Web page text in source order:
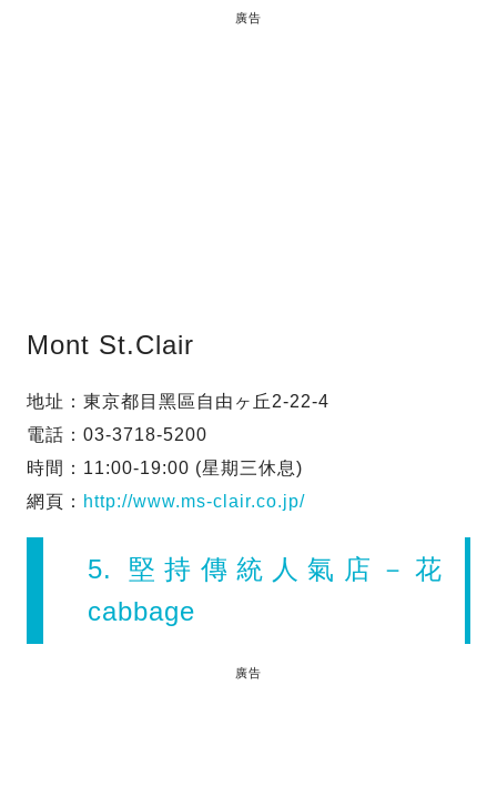
廣告
Mont St.Clair
地址：東京都目黑區自由ヶ丘2-22-4
電話：03-3718-5200
時間：11:00-19:00 (星期三休息)
網頁： http://www.ms-clair.co.jp/
5. 堅持傳統人氣店－花
cabbage
廣告